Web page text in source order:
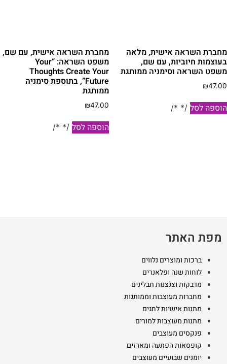
השראה אישית, מלאה
חיוביות, עם שם,
השראה וסימניה ממותגת
₪
לסל /* */
מחברת השראה אישית, עם שם,
משפט השראה: “Your
Thoughts Create Your
Future”, בתוספת סימניה
ממותגת
₪47.00
הוספה לסל /* */
מפת האתר
ברכות ומוצרים נלווים
לוחות שנה ופלאנרים
מדבקות וצנצנות תבלינים
מחברות מעוצבות וממותגות
מתנות אישיות לחגים
מתנות מעוצבות למורים
פנקסים מעוצבים
קופסאות הפתעה ומארזים
יומנים שבועיים מעוצבים